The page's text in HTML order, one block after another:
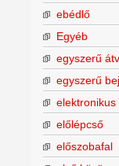
ebédlő
Egyéb
egyszerű
egyszerű
előlépcső
előszobafal